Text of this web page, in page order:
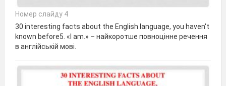
Номер слайду 4
30 interesting facts about the English language, you haven't
known before5. «I am.» – найкоротше повноцінне речення
в англійській мові.